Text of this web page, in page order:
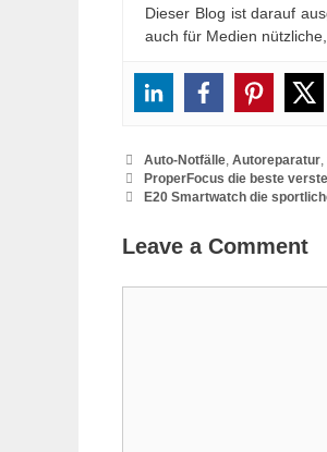
Dieser Blog ist darauf
auch für Medien
Categories
Auto-Notfälle,Autoreparatur,
ProperFocus die beste
E20 Smartwatch die
Leave a Comment